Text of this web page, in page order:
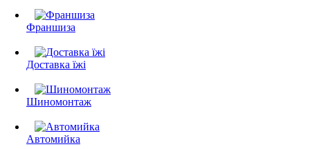
Франшиза
Доставка їжі
Шиномонтаж
Автомийка